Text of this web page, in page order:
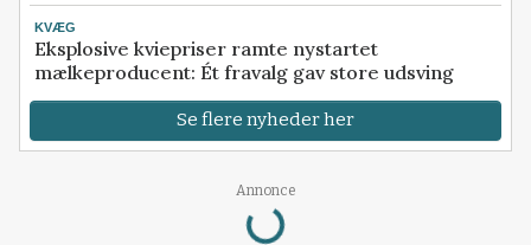
KVÆG
Eksplosive kviepriser ramte nystartet
mælkeproducent: Ét fravalg gav store udsving
Se flere nyheder her
Annonce
Loading...